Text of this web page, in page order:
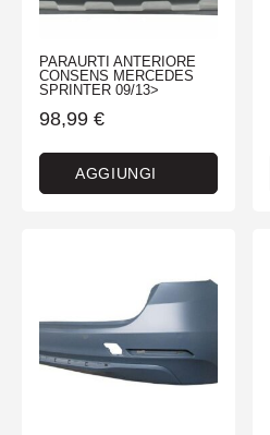
PARAURTI ANTERIORE
CONSENS MERCEDES
SPRINTER 09/13>
98,99 €
AGGIUNGI